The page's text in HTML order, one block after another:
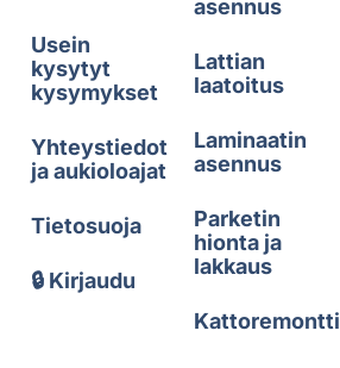
Usein
kysytyt
kysymykset
Yhteystiedot
ja aukioloajat
Tietosuoja
🔒 Kirjaudu
asennus
Lattian
laatoitus
Laminaatin
asennus
Parketin
hionta ja
lakkaus
Kattoremontti